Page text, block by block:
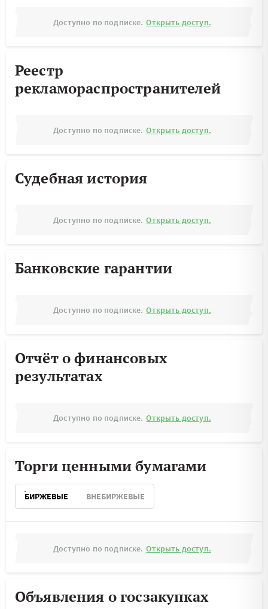
Доступно по подписке. Открыть доступ.
Реестр
рекламораспространителей
Доступно по подписке. Открыть доступ.
Судебная история
Доступно по подписке. Открыть доступ.
Банковские гарантии
Доступно по подписке. Открыть доступ.
Отчёт о финансовых
результатах
Доступно по подписке. Открыть доступ.
Торги ценными бумагами
БИРЖЕВЫЕ ВНЕБИРЖЕВЫЕ
Доступно по подписке. Открыть доступ.
Объявления о госзакупках